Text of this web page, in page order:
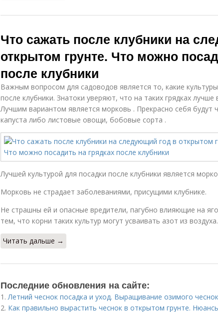
Что сажать после клубники на
открытом грунте. Что можно
после клубники
Важным вопросом для садоводов является то, какие
после клубники. Знатоки уверяют, что на таких грядках
Лучшим вариантом является морковь . Прекрасно себя будут
капуста либо листовые овощи, бобовые сорта .
Лучшей культурой для посадки после клубники является
Морковь не страдает заболеваниями, присущими клубнике.
Не страшны ей и опасные вредители, пагубно влияющие на
тем, что корни таких культур могут усваивать азот из воздуха.
Читать дальше →
Последние обновления на сайте:
1.Летний чеснок посадка и уход. Выращивание озимого
2. Как правильно вырастить чеснок в открытом грунте.